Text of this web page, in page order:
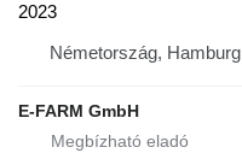
2023
Németország, Hamburg
E-FARM GmbH